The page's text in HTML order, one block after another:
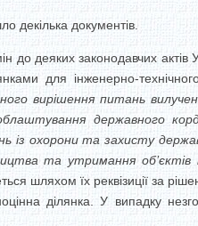
декілька документів.
до деяких законодавчих
для інженерно-
вирішення питань
державного
із охорони та захисту
та утримання
шляхом їх реквізиції за
ділянка. У випадку